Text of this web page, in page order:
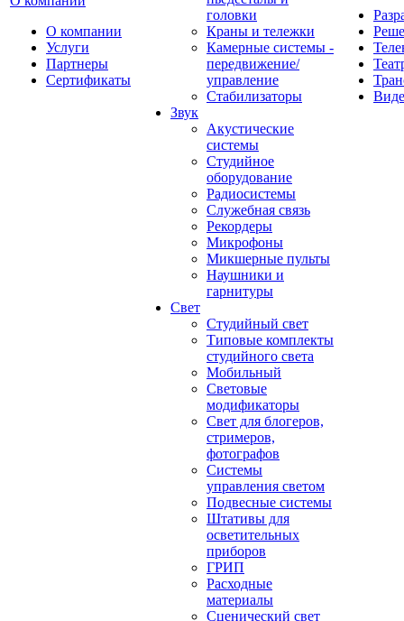
О компании
Услуги
Партнеры
Сертификаты
головки
Краны и тележки
Камерные системы -
передвижение/
управление
Стабилизаторы
Звук
Акустические
системы
Студийное
оборудование
Радиосистемы
Служебная связь
Рекордеры
Микрофоны
Микшерные пульты
Наушники и
гарнитуры
Свет
Студийный свет
Типовые комплекты
студийного света
Мобильный
Световые
модификаторы
Свет для блогеров,
стримеров,
фотографов
Системы
управления светом
Подвесные системы
Штативы для
осветительных
приборов
ГРИП
Расходные
материалы
Сценический свет